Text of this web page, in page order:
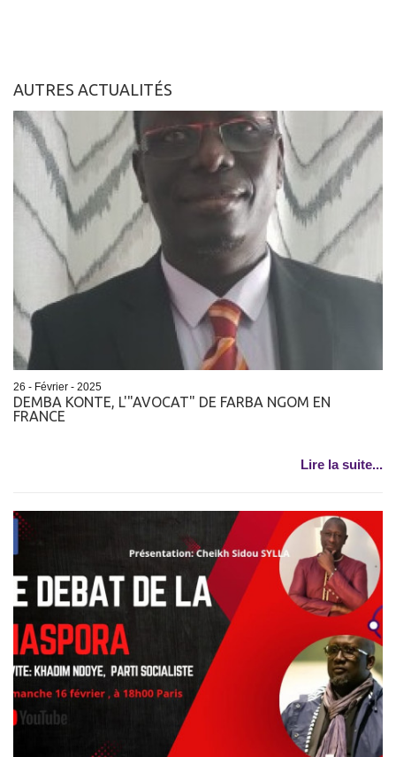
AUTRES ACTUALITÉS
26 - Février - 2025
DEMBA KONTE, L'"AVOCAT" DE FARBA NGOM EN
FRANCE
Lire la suite...